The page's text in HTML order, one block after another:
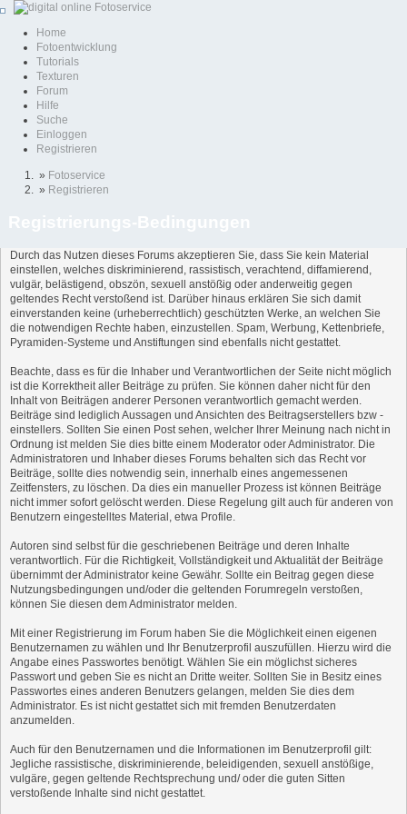
Home
Fotoentwicklung
Tutorials
Texturen
Forum
Hilfe
Suche
Einloggen
Registrieren
» Fotoservice
» Registrieren
Durch das Nutzen dieses Forums akzeptieren Sie, dass Sie kein Material
einstellen, welches diskriminierend, rassistisch, verachtend, diffamierend,
vulgär, belästigend, obszön, sexuell anstößig oder anderweitig gegen
geltendes Recht verstoßend ist. Darüber hinaus erklären Sie sich damit
einverstanden keine (urheberrechtlich) geschützten Werke, an welchen Sie
die notwendigen Rechte haben, einzustellen. Spam, Werbung, Kettenbriefe,
Pyramiden-Systeme und Anstiftungen sind ebenfalls nicht gestattet.
Beachte, dass es für die Inhaber und Verantwortlichen der Seite nicht möglich
ist die Korrektheit aller Beiträge zu prüfen. Sie können daher nicht für den
Inhalt von Beiträgen anderer Personen verantwortlich gemacht werden.
Beiträge sind lediglich Aussagen und Ansichten des Beitragserstellers bzw -
einstellers. Sollten Sie einen Post sehen, welcher Ihrer Meinung nach nicht in
Ordnung ist melden Sie dies bitte einem Moderator oder Administrator. Die
Administratoren und Inhaber dieses Forums behalten sich das Recht vor
Beiträge, sollte dies notwendig sein, innerhalb eines angemessenen
Zeitfensters, zu löschen. Da dies ein manueller Prozess ist können Beiträge
nicht immer sofort gelöscht werden. Diese Regelung gilt auch für anderen von
Benutzern eingestelltes Material, etwa Profile.
Autoren sind selbst für die geschriebenen Beiträge und deren Inhalte
verantwortlich. Für die Richtigkeit, Vollständigkeit und Aktualität der Beiträge
übernimmt der Administrator keine Gewähr. Sollte ein Beitrag gegen diese
Nutzungsbedingungen und/oder die geltenden Forumregeln verstoßen,
können Sie diesen dem Administrator melden.
Mit einer Registrierung im Forum haben Sie die Möglichkeit einen eigenen
Benutzernamen zu wählen und Ihr Benutzerprofil auszufüllen. Hierzu wird die
Angabe eines Passwortes benötigt. Wählen Sie ein möglichst sicheres
Passwort und geben Sie es nicht an Dritte weiter. Sollten Sie in Besitz eines
Passwortes eines anderen Benutzers gelangen, melden Sie dies dem
Administrator. Es ist nicht gestattet sich mit fremden Benutzerdaten
anzumelden.
Auch für den Benutzernamen und die Informationen im Benutzerprofil gilt:
Jegliche rassistische, diskriminierende, beleidigenden, sexuell anstößige,
vulgäre, gegen geltende Rechtsprechung und/ oder die guten Sitten
verstoßende Inhalte sind nicht gestattet.